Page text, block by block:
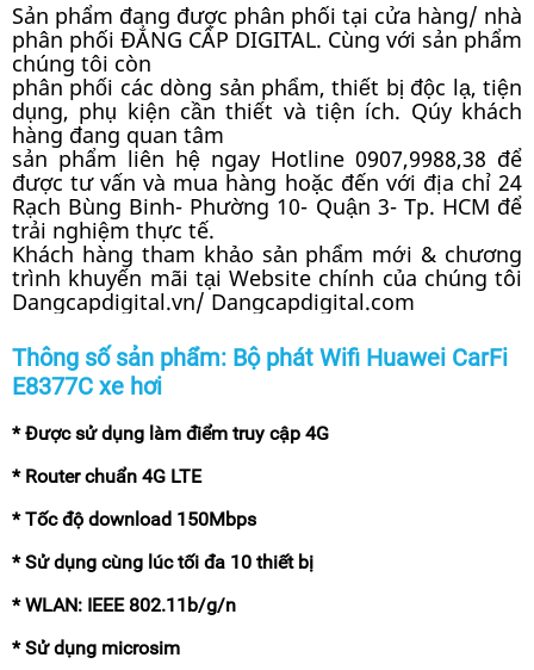
Sản phẩm đang được phân phối tại cửa hàng/ nhà
phân phối ĐẲNG CẤP DIGITAL. Cùng với sản phẩm
chúng tôi còn
phân phối các dòng sản phẩm, thiết bị độc lạ, tiện
dụng, phụ kiện cần thiết và tiện ích. Qúy khách
hàng đang quan tâm
sản phẩm liên hệ ngay Hotline 0907,9988,38 để
được tư vấn và mua hàng hoặc đến với địa chỉ 24
Rạch Bùng Binh- Phường 10- Quận 3- Tp. HCM để
trải nghiệm thực tế.
Khách hàng tham khảo sản phẩm mới & chương
trình khuyến mãi tại Website chính của chúng tôi
Dangcapdigital.vn/ Dangcapdigital.com
Thông số sản phẩm: Bộ phát Wifi Huawei CarFi
E8377C xe hơi
* Được sử dụng làm điểm truy cập 4G
* Router chuẩn 4G LTE
* Tốc độ download 150Mbps
* Sử dụng cùng lúc tối đa 10 thiết bị
* WLAN: IEEE 802.11b/g/n
* Sử dụng microsim